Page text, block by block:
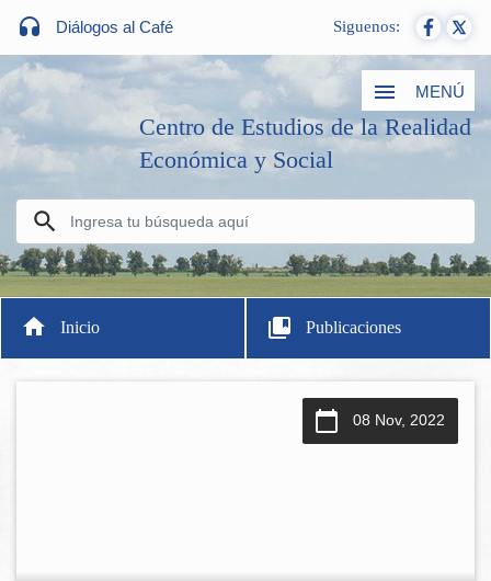
Diálogos al Café Siguenos:
MENÚ
Centro de Estudios de la Realidad
Económica y Social
Inicio Publicaciones
08 Nov, 2022